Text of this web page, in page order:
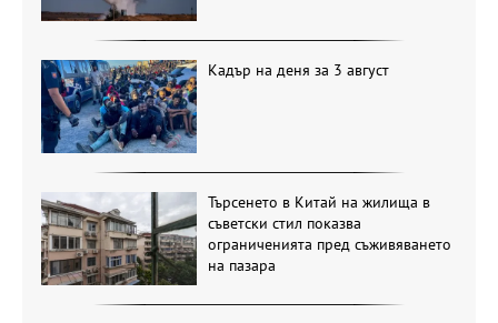
Кадър на деня за 3 август
Търсенето в Китай на жилища в
съветски стил показва
ограниченията пред съживяването
на пазара